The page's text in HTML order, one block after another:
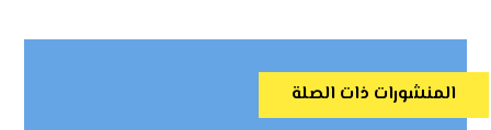
المنشورات ذات الصلة